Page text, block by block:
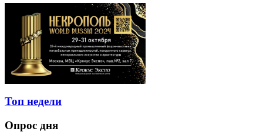
Топ недели
Опрос дня